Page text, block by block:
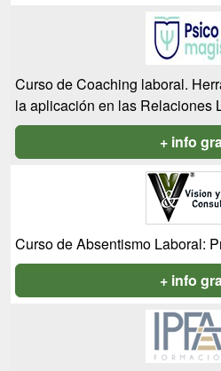
Curso de Coaching laboral.
la aplicación en las Relaciones
+ info
Curso de Absentismo Laboral:
+ info